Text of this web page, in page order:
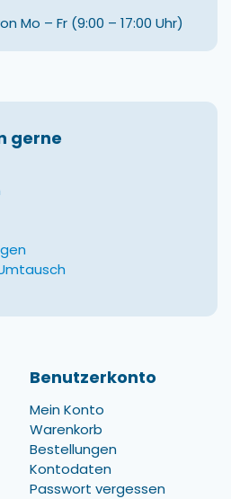
Mo – Fr (9:00 – 17:00 Uhr)
gerne
Benutzerkonto
Mein Konto
Warenkorb
Bestellungen
Kontodaten
Passwort vergessen